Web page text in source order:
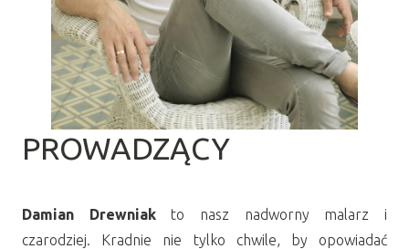
PROWADZĄCY
Damian Drewniakto nasz nadworny malarz i
czarodziej. Kradnie nie tylko chwile, by opowiadać